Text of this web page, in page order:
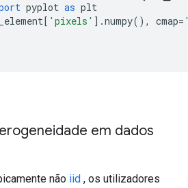
pyplot as plt
[ 'pixels' ].numpy(), cmap=
em dados
não iid , os utilizadores